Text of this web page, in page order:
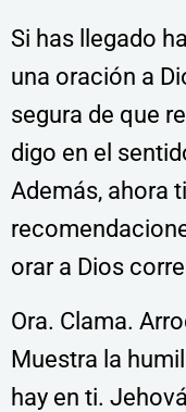
Si has llegado
una oración a
segura de que
digo en el
Además, ahora
orar a Dios
Ora. Clama.
Muestra la
hay en ti.